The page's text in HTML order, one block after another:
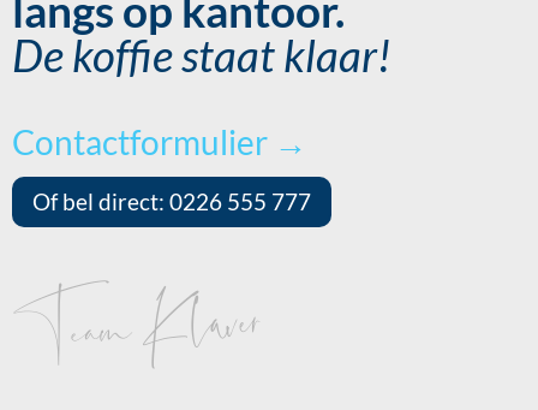
De koffie staat klaar!
Contactformulier →
Of bel direct: 0226 555 777
Team Klaver